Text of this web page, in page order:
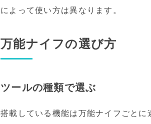
によって使い方は異なります。
万能ナイフの選び方
ツールの種類で選ぶ
搭載している機能は万能ナイフごと